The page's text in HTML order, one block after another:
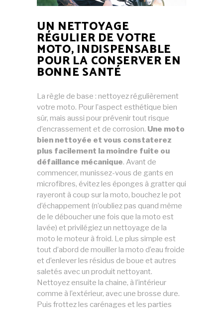
UN NETTOYAGE
RÉGULIER DE VOTRE
MOTO, INDISPENSABLE
POUR LA CONSERVER EN
BONNE SANTÉ
La règle de base : nettoyez régulièrement
votre moto. Pour l’aspect esthétique bien
sûr, mais aussi pour prévenir tout risque
d’encrassement et de corrosion. Une moto
bien nettoyée et vous constaterez
plus facilement la moindre fuite ou
défaillance mécanique. Avant de
commencer, munissez-vous de gants en
microfibres, évitez les éponges à gratter qui
rayeront à coup sur la moto, bouchez le pot
d’échappement (n’oubliez pas quand même
de le déboucher une fois que la moto est
lavée) et privilégiez un nettoyage de la
moto le moteur à froid. Le plus simple est
tout d’abord de mouiller la moto d’eau froide
et d’enlever les résidus de boue et autres
saletés avec un produit nettoyant.
Nettoyez ensuite la chaine, à l’intérieur
comme à l’extérieur, avec une brosse dure.
Puis frottez les carénages et les parties